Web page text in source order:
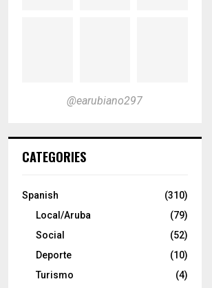
@earubiano297
CATEGORIES
Spanish
(310)
Local/Aruba
(79)
Social
(52)
Deporte
(10)
Turismo
(4)